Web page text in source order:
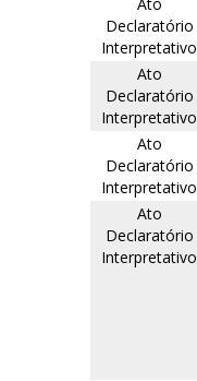
Declaratório
Interpretativo
Ato
Declaratório
Interpretativo
Ato
Declaratório
Interpretativo
Ato
Declaratório
Interpretativo